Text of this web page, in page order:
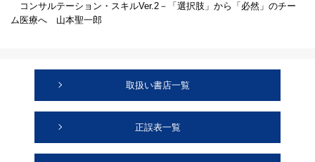
コンサルテーション・スキルVer.2－「選択肢」から「必然」のチー
ム医療へ 山本聖一郎
取扱い書店一覧
正誤表一覧